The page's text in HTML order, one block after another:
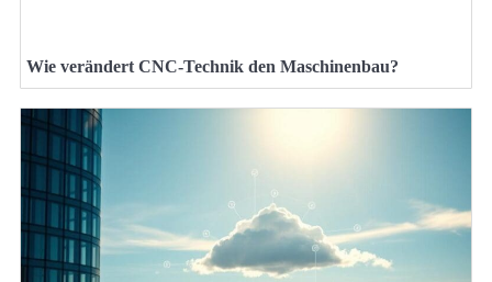
Wie verändert CNC-Technik den Maschinenbau?